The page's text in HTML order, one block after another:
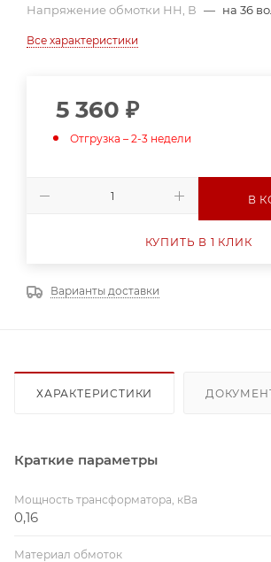
Напряжение обмотки НН, В — на 36
Все характеристики
5 360 ₽
Отгрузка – 2-3 недели
В
КУПИТЬ В 1 КЛИК
Варианты доставки
ХАРАКТЕРИСТИКИ
Краткие параметры
Мощность трансформатора, кВа
0,16
Материал обмоток